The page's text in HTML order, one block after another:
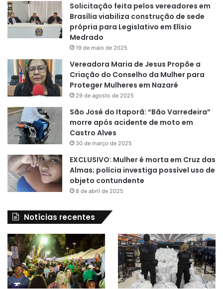
Solicitação feita pelos vereadores em
Brasília viabiliza construção de sede
própria para Legislativo em Elísio
Medrado
19 de maio de 2025
Vereadora Maria de Jesus Propõe a
Criação do Conselho da Mulher para
Proteger Mulheres em Nazaré
29 de agosto de 2025
São José do Itaporã: “Bão Varredeira”
morre após acidente de moto em
Castro Alves
30 de março de 2025
EXCLUSIVO: Mulher é morta em Cruz das
Almas; polícia investiga possível uso de
objeto contundente
8 de abril de 2025
Notícias recentes